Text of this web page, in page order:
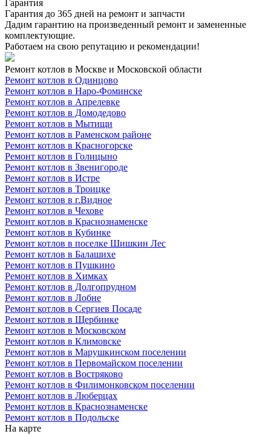
Гарантия
Гарантия до 365 дней на ремонт и запчасти
Дадим гарантию на произведенный ремонт и замененные
комплектующие.
Работаем на свою репутацию и рекомендации!
Ремонт котлов в Москве и Московской области
Ремонт котлов в Одинцово
Ремонт котлов в Наро-Фоминске
Ремонт котлов в Апрелевке
Ремонт котлов в Домодедово
Ремонт котлов в Мытищи
Ремонт котлов в Раменском районе
Ремонт котлов в Красногорске
Ремонт котлов в Голицыно
Ремонт котлов в Звенигороде
Ремонт котлов в Истре
Ремонт котлов в Троицке
Ремонт котлов в г.Видное
Ремонт котлов в Чехове
Ремонт котлов в Краснознаменске
Ремонт котлов в Кубинке
Ремонт котлов в поселке Шишкин Лес
Ремонт котлов в Балашихе
Ремонт котлов в Пушкино
Ремонт котлов в Химках
Ремонт котлов в Долгопрудном
Ремонт котлов в Лобне
Ремонт котлов в Сергиев Посаде
Ремонт котлов в Щербинке
Ремонт котлов в Московском
Ремонт котлов в Климовске
Ремонт котлов в Марушкинском поселении
Ремонт котлов в Первомайском поселении
Ремонт котлов в Востряково
Ремонт котлов в Филимонковском поселении
Ремонт котлов в Люберцах
Ремонт котлов в Краснознаменске
Ремонт котлов в Подольске
На карте